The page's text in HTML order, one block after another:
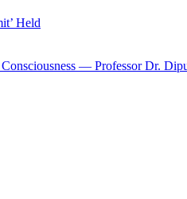
Held
— Professor Dr.